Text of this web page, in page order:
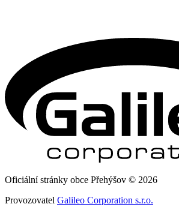
Oficiální stránky obce Přehýšov © 2026
Provozovatel Galileo Corporation s.r.o.